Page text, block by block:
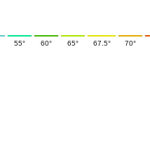
55° 60° 65° 67.5° 70°